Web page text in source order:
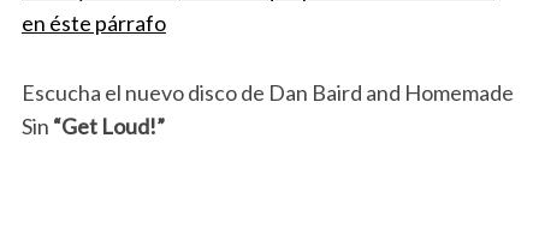
en éste párrafo
Escucha el nuevo disco de Dan Baird and Homemade
Sin “Get Loud!”